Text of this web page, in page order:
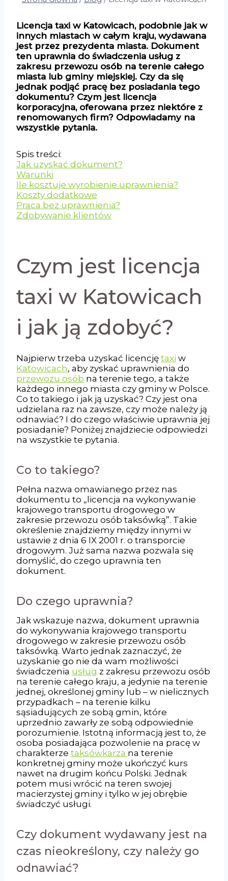
Licencja taxi w Katowicach, podobnie jak w
innych miastach w całym kraju, wydawana
jest przez prezydenta miasta. Dokument
ten uprawnia do świadczenia usług z
zakresu przewozu osób na terenie całego
miasta lub gminy miejskiej. Czy da się
jednak podjąć pracę bez posiadania tego
dokumentu? Czym jest licencja
korporacyjna, oferowana przez niektóre z
renomowanych firm? Odpowiadamy na
wszystkie pytania.
Spis treści:
Jak uzyskać dokument?
Warunki
Ile kosztuje wyrobienie uprawnienia?
Koszty dodatkowe
Praca bez uprawnienia?
Zdobywanie klientów
Czym jest licencja
taxi w Katowicach
i jak ją zdobyć?
Najpierw trzeba uzyskać licencję taxi w
Katowicach, aby zyskać uprawnienia do
przewozu osób na terenie tego, a także
każdego innego miasta czy gminy w Polsce.
Co to takiego i jak ją uzyskać? Czy jest ona
udzielana raz na zawsze, czy może należy ją
odnawiać? I do czego właściwie uprawnia jej
posiadanie? Poniżej znajdziecie odpowiedzi
na wszystkie te pytania.
Co to takiego?
Pełna nazwa omawianego przez nas
dokumentu to „licencja na wykonywanie
krajowego transportu drogowego w
zakresie przewozu osób taksówką”. Takie
określenie znajdziemy między innymi w
ustawie z dnia 6 IX 2001 r. o transporcie
drogowym. Już sama nazwa pozwala się
domyślić, do czego uprawnia ten
dokument.
Do czego uprawnia?
Jak wskazuje nazwa, dokument uprawnia
do wykonywania krajowego transportu
drogowego w zakresie przewozu osób
taksówką. Warto jednak zaznaczyć, że
uzyskanie go nie da wam możliwości
świadczenia usług z zakresu przewozu osób
na terenie całego kraju, a jedynie na terenie
jednej, określonej gminy lub – w nielicznych
przypadkach – na terenie kilku
sąsiadujących ze sobą gmin, które
uprzednio zawarły ze sobą odpowiednie
porozumienie. Istotną informacją jest to, że
osoba posiadająca pozwolenie na pracę w
charakterze taksówkarza na terenie
konkretnej gminy może ukończyć kurs
nawet na drugim końcu Polski. Jednak
potem musi wrócić na teren swojej
macierzystej gminy i tylko w jej obrębie
świadczyć usługi.
Czy dokument wydawany jest na
czas nieokreślony, czy należy go
odnawiać?